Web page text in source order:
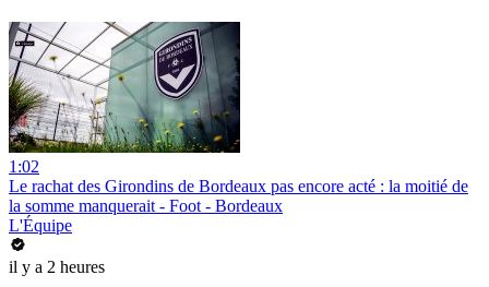
1:02
Le rachat des Girondins de Bordeaux pas encore acté : la moitié de
la somme manquerait - Foot - Bordeaux
L'Équipe
il y a 2 heures